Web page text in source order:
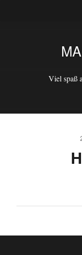
Viel spaß